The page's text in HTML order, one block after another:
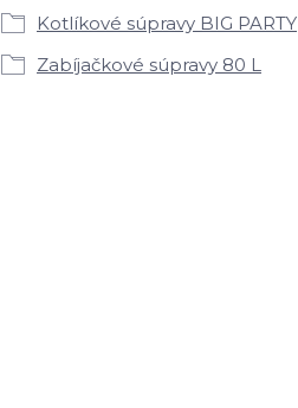
Kotlíkové súpravy BIG PARTY
Zabíjačkové súpravy 80 L